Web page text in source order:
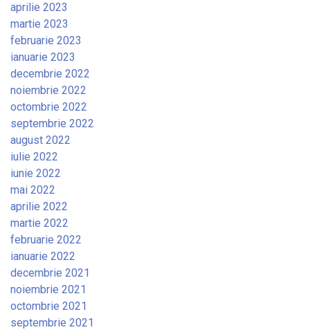
aprilie 2023
martie 2023
februarie 2023
ianuarie 2023
decembrie 2022
noiembrie 2022
octombrie 2022
septembrie 2022
august 2022
iulie 2022
iunie 2022
mai 2022
aprilie 2022
martie 2022
februarie 2022
ianuarie 2022
decembrie 2021
noiembrie 2021
octombrie 2021
septembrie 2021